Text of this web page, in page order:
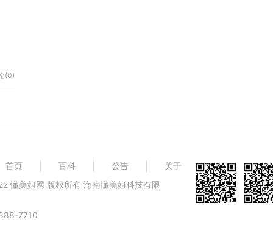
(0)
首页 百科 公告
关于
懂美姐网 版权所有 海南懂美姐科技有限
7710